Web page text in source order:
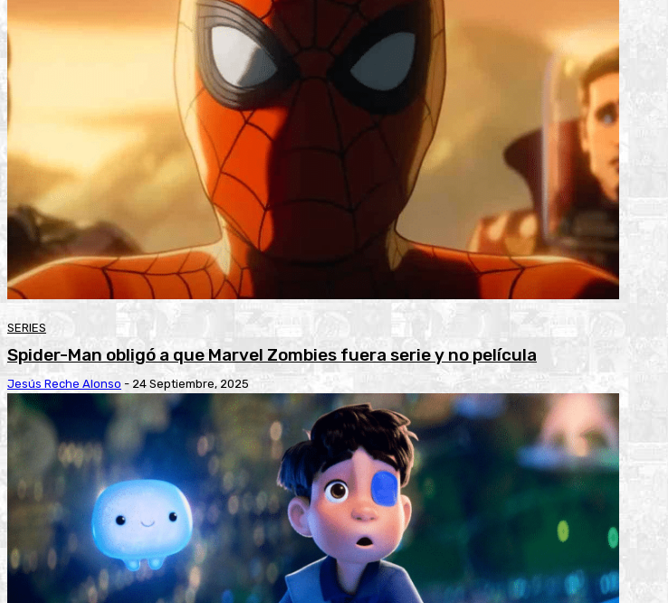
SERIES
Spider-Man obligó a que Marvel Zombies fuera serie y no película
Jesús Reche Alonso - 24 Septiembre, 2025